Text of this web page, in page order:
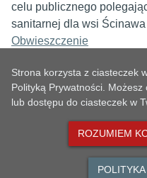
celu publicznego
sanitarnej dla wsi
Obwieszczenie
Strona korzysta z ciasteczek
Polityką Prywatności.
lub dostępu do ciasteczek w
ROZUMIEM